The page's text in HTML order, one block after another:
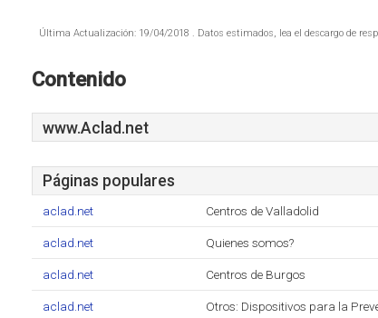
Última Actualización: 19/04/2018 . Datos estimados, lea el descargo de
Contenido
www.Aclad.net
Páginas populares
aclad.net Centros de Valladolid
aclad.net Quienes somos?
aclad.net Centros de Burgos
aclad.net Otros: Dispositivos para la